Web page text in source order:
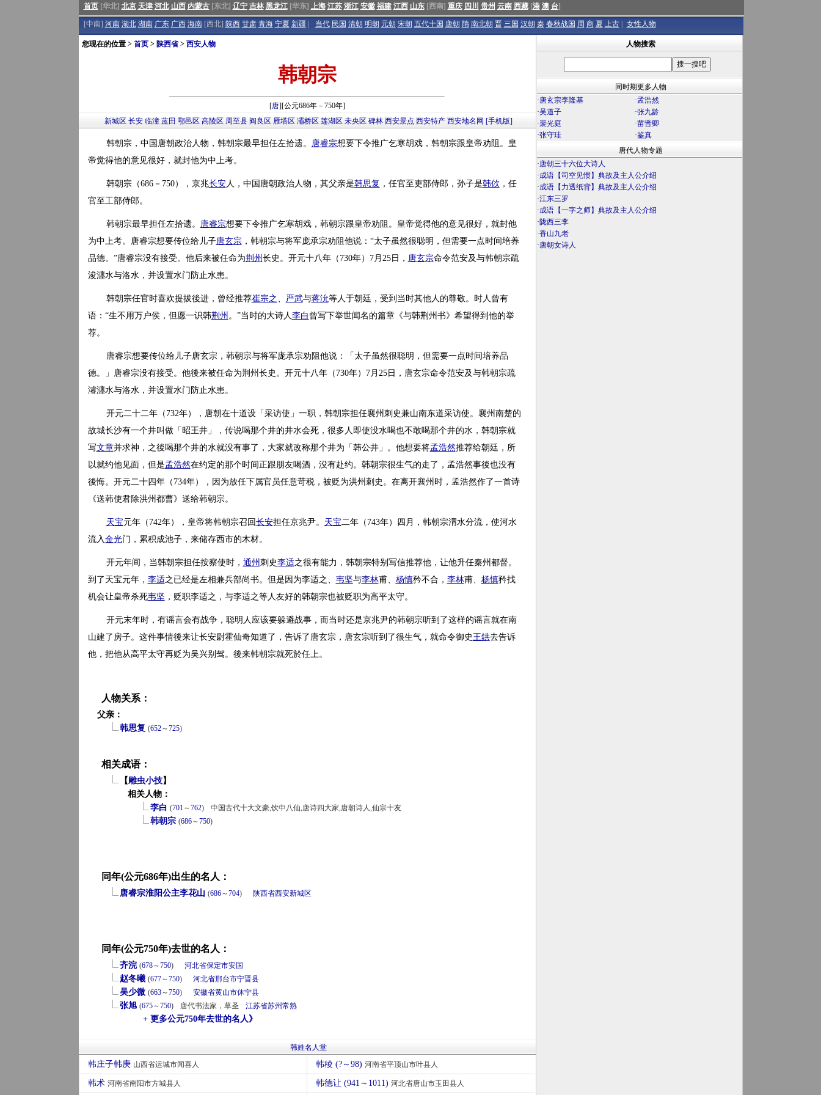
首页[华北] 北京 天津 河北 山西 内蒙古[东北] 辽宁 吉林 黑龙江[华东] 上海 江苏 浙江 安徽 福建 江西 山东[西南] 重庆 四川 贵州 云南 西藏[港 澳 台]
[中南] 河南 湖北 湖南 广东 广西 海南[西北] 陕西 甘肃 青海 宁夏 新疆 当代 民国 清朝 明朝 元朝 宋朝 五代十国 唐朝 隋 南北朝 晋 三国 汉朝 秦 春秋战国 周 商 夏 上古 女性人物
您现在的位置 > 首页> 陕西省> 西安人物
韩朝宗
[唐][公元686年－750年]
新城区 长安 临潼 蓝田 鄠邑区 高陵区 周至县 阎良区 雁塔区 灞桥区 莲湖区 未央区 碑林 西安景点 西安特产 西安地名网 [手机版]
韩朝宗，中国唐朝政治人物，韩朝宗最早担任左拾遗。 唐睿宗想要下令推广乞寒胡戏，韩朝宗跟皇帝劝阻。皇
帝觉得他的意见很好，就封他为中上考。
韩朝宗（686－750），京兆长安人，中国唐朝政治人物，其父亲是韩思复 ，任官至吏部侍郎，孙子是韩佽 ，任
官至工部侍郎。
韩朝宗最早担任左拾遗。 唐睿宗想要下令推广乞寒胡戏，韩朝宗跟皇帝劝阻。皇帝觉得他的意见很好，就封他
为中上考。唐睿宗想要传位给儿子唐玄宗，韩朝宗与将军庞承宗劝阻他说：“太子虽然很聪明，但需要一点时间培养
品德。”唐睿宗没有接受。他后来被任命为荆州 长史。开元十八年（730年）7月25日， 唐玄宗命令范安及与韩朝宗疏
浚瀍水与洛水，并设置水门防止水患。
韩朝宗任官时喜欢提拔後进，曾经推荐崔宗之 、 严武与蒋沇等人于朝廷，受到当时其他人的尊敬。时人曾有
语：“生不用万户侯，但愿一识韩荆州 。”当时的大诗人李白 曾写下举世闻名的篇章《与韩荆州书》希望得到他的举
荐。
唐睿宗想要传位给儿子唐玄宗，韩朝宗与将军庞承宗劝阻他说：「太子虽然很聪明，但需要一点时间培养品
德。」唐睿宗没有接受。他後来被任命为荆州长史。开元十八年（730年）7月25日，唐玄宗命令范安及与韩朝宗疏
濬瀍水与洛水，并设置水门防止水患。
开元二十二年（732年），唐朝在十道设「采访使」一职，韩朝宗担任襄州刺史兼山南东道采访使。襄州南楚的
故城长沙有一个井叫做「昭王井」，传说喝那个井的井水会死，很多人即使没水喝也不敢喝那个井的水，韩朝宗就
写文章并求神，之後喝那个井的水就没有事了，大家就改称那个井为「韩公井」。他想要将孟浩然推荐给朝廷，所
以就约他见面，但是孟浩然在约定的那个时间正跟朋友喝酒，没有赴约。韩朝宗很生气的走了，孟浩然事後也没有
後悔。开元二十四年（734年），因为放任下属官员任意苛税，被贬为洪州刺史。在离开襄州时，孟浩然作了一首诗
《送韩使君除洪州都曹》送给韩朝宗。
天宝元年（742年），皇帝将韩朝宗召回长安担任京兆尹。 天宝二年（743年）四月，韩朝宗渭水分流，使河水
流入金光门，累积成池子，来储存西市的木材。
开元年间，当韩朝宗担任按察使时， 通州 刺史李适之很有能力，韩朝宗特别写信推荐他，让他升任秦州都督。
到了天宝元年， 李适之已经是左相兼兵部尚书。但是因为李适之、 韦坚与李林甫、 杨慎矜不合， 李林甫、 杨慎矜找
机会让皇帝杀死韦坚 ，贬职李适之，与李适之等人友好的韩朝宗也被贬职为高平太守。
开元末年时，有谣言会有战争，聪明人应该要躲避战事，而当时还是京兆尹的韩朝宗听到了这样的谣言就在南
山建了房子。这件事情後来让长安尉霍仙奇知道了，告诉了唐玄宗，唐玄宗听到了很生气，就命令御史王鉷去告诉
他，把他从高平太守再贬为吴兴别驾。後来韩朝宗就死於任上。
人物关系：
父亲：
韩思复 (652～725)
相关成语：
【雕虫小技】
相关人物：
李白 (701～762) 中国古代十大文豪,饮中八仙,唐诗四大家,唐朝诗人,仙宗十友
韩朝宗 (686～750)
同年(公元686年)出生的名人：
唐睿宗淮阳公主李花山 (686～704) 陕西省西安新城区
同年(公元750年)去世的名人：
齐浣 (678～750) 河北省保定市安国
赵冬曦 (677～750) 河北省邢台市宁晋县
吴少微 (663～750) 安徽省黄山市休宁县
张旭 (675～750) 唐代书法家，草圣 江苏省苏州常熟
+ 更多公元750年去世的名人》
韩姓名人堂
韩庄子韩庚 山西省运城市闻喜人 韩稜 (?～98) 河南省平顶山市叶县人
韩术 河南省南阳市方城县人 韩德让 (941～1011) 河北省唐山市玉田县人
人物搜索
同时期更多人物
·唐玄宗李隆基 ·孟浩然
·吴道子 ·张九龄
·裴光庭 ·苗晋卿
·张守珪 ·鉴真
唐代人物专题
·唐朝三十六位大诗人
·成语【司空见惯】典故及主人公介绍
·成语【力透纸背】典故及主人公介绍
·江东三罗
·成语【一字之师】典故及主人公介绍
·陇西三李
·香山九老
·唐朝女诗人